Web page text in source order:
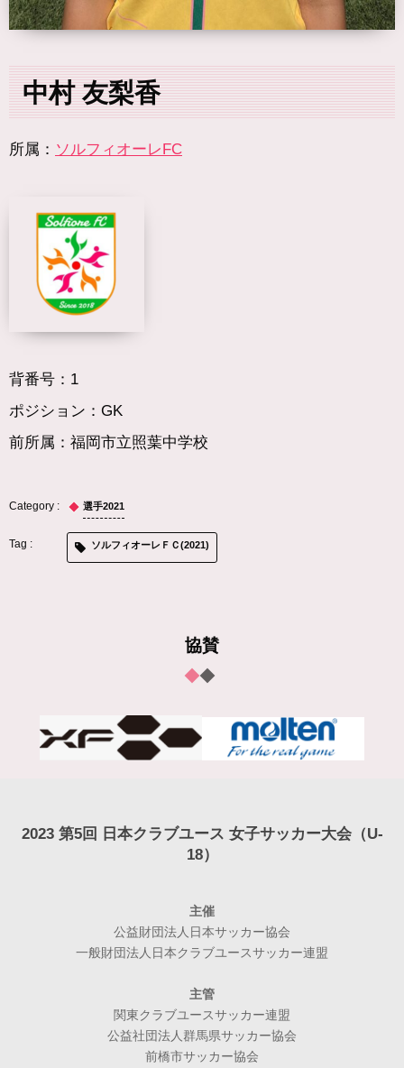
中村 友梨香
所属： ソルフィオーレFC
背番号：1
ポジション：GK
前所属：福岡市立照葉中学校
選手2021
ソルフィオーレＦＣ(2021)
協賛
2023 第5回 日本クラブユース 女子サッカー大会（U-
18）
主催
公益財団法人日本サッカー協会
一般財団法人日本クラブユースサッカー連盟
主管
関東クラブユースサッカー連盟
公益社団法人群馬県サッカー協会
前橋市サッカー協会